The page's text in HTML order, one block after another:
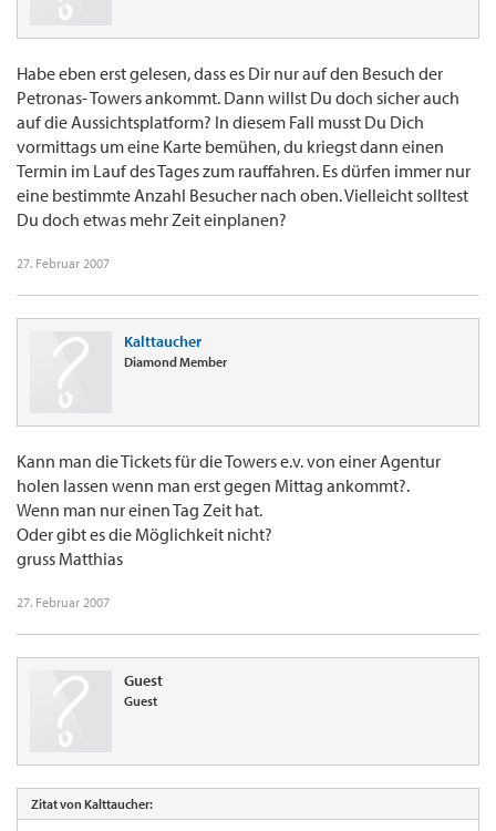
Habe eben erst gelesen, dass es Dir nur auf den Besuch der
Petronas- Towers ankommt. Dann willst Du doch sicher auch
auf die Aussichtsplatform? In diesem Fall musst Du Dich
vormittags um eine Karte bemühen, du kriegst dann einen
Termin im Lauf des Tages zum rauffahren. Es dürfen immer nur
eine bestimmte Anzahl Besucher nach oben. Vielleicht solltest
Du doch etwas mehr Zeit einplanen?
27. Februar 2007
Kalttaucher
Diamond Member
Kann man die Tickets für die Towers e.v. von einer Agentur
holen lassen wenn man erst gegen Mittag ankommt?.
Wenn man nur einen Tag Zeit hat.
Oder gibt es die Möglichkeit nicht?
gruss Matthias
27. Februar 2007
Guest
Guest
Zitat von Kalttaucher: